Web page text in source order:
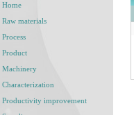
Home
Raw materials
Process
Product
Machinery
Characterization
Productivity improvement